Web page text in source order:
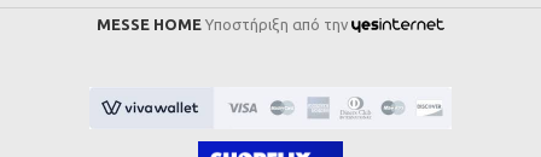
MESSE HOME Υποστήριξη από την